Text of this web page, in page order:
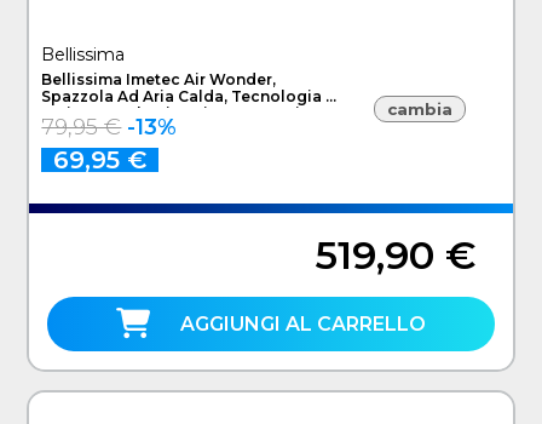
Bellissima
Bellissima Imetec Air Wonder,
Spazzola Ad Aria Calda, Tecnologia A
Ioni, Spazzole Rivestite In Ceramica E
Cheratina, Asciuga, Dona Volume, 8
Accessori, 1000 W
79,95 € -13%
69,95 €
cambia
519,90 €
AGGIUNGI AL CARRELLO